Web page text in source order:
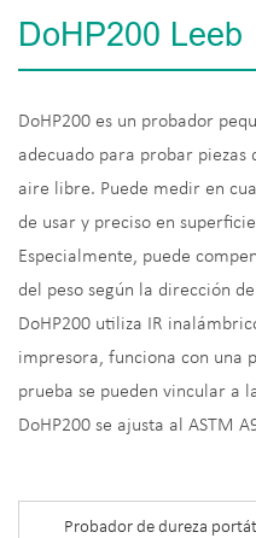
DoHP200 Leeb
DoHP200 es un probador
adecuado para probar piezas
aire libre. Puede medir en
de usar y preciso en
Especialmente, puede
del peso según la dirección
DoHP200 utiliza IR
impresora, funciona con una
prueba se pueden vincular a
DoHP200 se ajusta al ASTM
Probador de dureza